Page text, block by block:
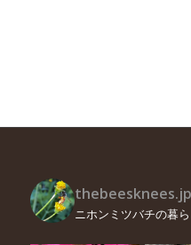
thebeesknees.jp
ニホンミツバチの暮